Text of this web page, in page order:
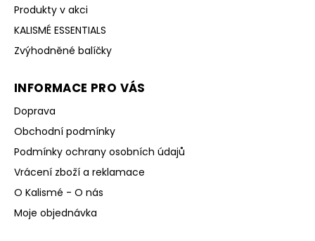
Produkty v akci
KALISMÉ ESSENTIALS
Zvýhodněné balíčky
INFORMACE PRO VÁS
Doprava
Obchodní podmínky
Podmínky ochrany osobních údajů
Vrácení zboží a reklamace
O Kalismé - O nás
Moje objednávka